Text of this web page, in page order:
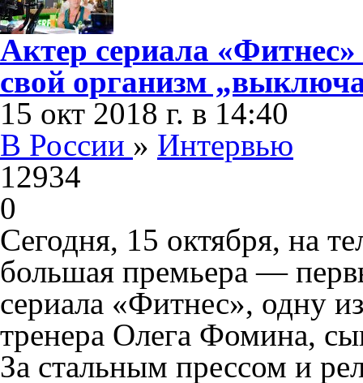
Актер сериала
свой организм
15 окт 2018 г. в 14:40
В России » Интервью
12934
0
Сегодня, 15 октября, на
большая премьера —
сериала «Фитнес», одну
тренера Олега Фомина,
За стальным прессом и